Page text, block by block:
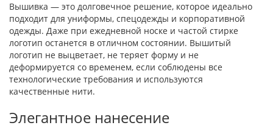
Вышивка — это долговечное решение, которое идеально
подходит для униформы, спецодежды и корпоративной
одежды. Даже при ежедневной носке и частой стирке
логотип останется в отличном состоянии. Вышитый
логотип не выцветает, не теряет форму и не
деформируется со временем, если соблюдены все
технологические требования и используются
качественные нити.
Элегантное нанесение